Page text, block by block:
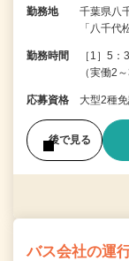
勤務地
千葉県八
「八千代
勤務時間
［1］5
（実働2
応募資格 大型2種
後で見る
バス会社の運